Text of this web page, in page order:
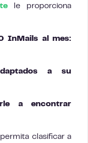
le proporciona
InMails al mes:
a su
a encontrar
clasificar a